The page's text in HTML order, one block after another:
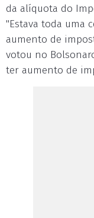
da alíquota do
"Estava toda uma
aumento de
votou no
ter aumento de